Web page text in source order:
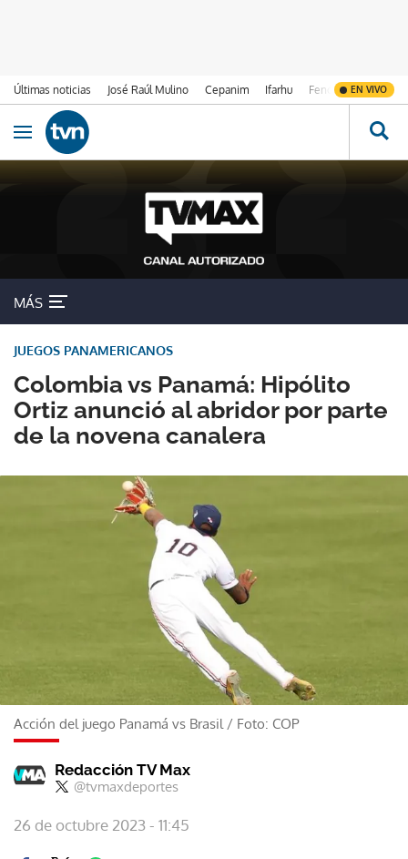
Últimas noticias José Raúl Mulino Cepanim Ifarhu Fenómeno de El
EN VIVO
Ir al contenido
Obrir navegació
MÁS
Colombia vs Panamá: Hipólito
Ortiz anunció al abridor por parte
de la novena canalera
JUEGOS PANAMERICANOS
Acción del juego Panamá vs Brasil / Foto: COP
Redacción TV Max
@tvmaxdeportes
26 de octubre 2023 - 11:45